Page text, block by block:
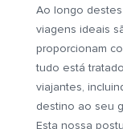
Ao longo
viagens ideais
proporcionam
tudo está
viajantes,
destino ao seu
Esta nossa